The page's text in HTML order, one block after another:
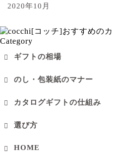
2020年10月
Category
ギフトの相場
のし・包装紙のマナー
カタログギフトの仕組み
選び方
HOME